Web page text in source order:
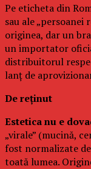
Pe eticheta din
sau ale „persoanei
originea, dar un
un importator
distribuitorul
lanț de
De reținut
Estetica nu e
„virale” (mucină,
fost normalizate
toată lumea.